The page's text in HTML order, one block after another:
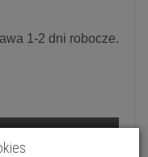
1-2 dni robocze.